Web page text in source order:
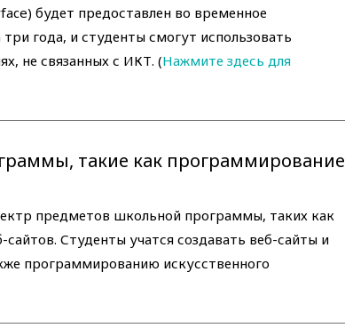
будет предоставлен во временное
года, и студенты смогут использовать
не связанных с ИКТ. (Нажмите здесь для
такие как программирование
предметов школьной программы, таких как
Студенты учатся создавать веб-сайты и
программированию искусственного